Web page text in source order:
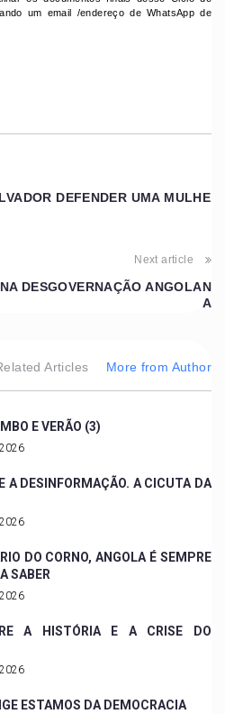
um email /endereço de WhatsApp de
DEFENDER UMA MULHE
Next article
DESGOVERNAÇÃO ANGOLAN
A
Articles More from Author
E VERÃO (3)
A DESINFORMAÇÃO. A CICUTA DA
DO CORNO, ANGOLA É SEMPRE
SABER
A HISTÓRIA E A CRISE DO
ESTAMOS DA DEMOCRACIA